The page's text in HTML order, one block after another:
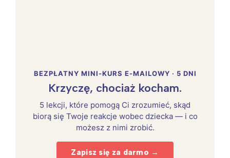
BEZPŁATNY MINI-KURS E-MAILOWY · 5 DNI
Krzyczę, chociaż kocham.
5 lekcji, które pomogą Ci zrozumieć, skąd
biorą się Twoje reakcje wobec dziecka — i co
możesz z nimi zrobić.
Zapisz się za darmo →